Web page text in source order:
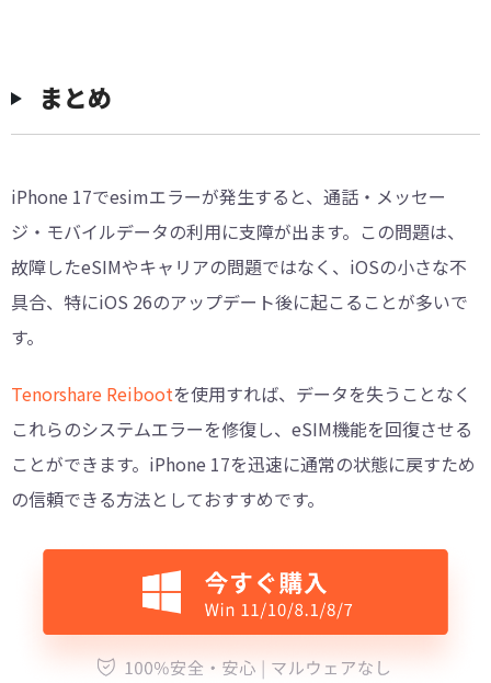
まとめ
iPhone 17でesimエラーが発生すると、通話・メッセー
ジ・モバイルデータの利用に支障が出ます。この問題は、
故障したeSIMやキャリアの問題ではなく、iOSの小さな不
具合、特にiOS 26のアップデート後に起こることが多いで
す。
Tenorshare Reibootを使用すれば、データを失うことなく
これらのシステムエラーを修復し、eSIM機能を回復させる
ことができます。iPhone 17を迅速に通常の状態に戻すため
の信頼できる方法としておすすめです。